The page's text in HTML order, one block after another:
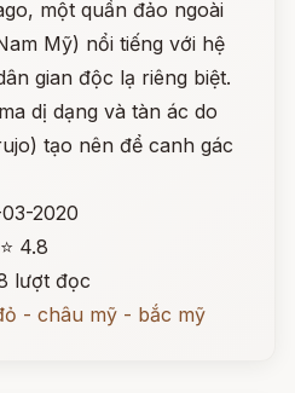
một quần đảo ngoài
Mỹ) nổi tiếng với hệ
gian độc lạ riêng biệt.
dị dạng và tàn ác do
tạo nên để canh gác
2020
⭐ 4.8
lượt đọc
- châu mỹ - bắc mỹ